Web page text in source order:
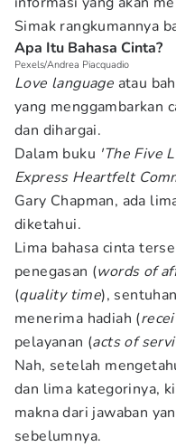
Simak rangkumannya
Apa Itu Bahasa Cinta?
Pexels/Andrea Piacquadio
Love language atau
yang menggambarkan
dan dihargai.
Dalam buku 'The Five
Express Heartfelt
Gary Chapman, ada
diketahui.
Lima bahasa cinta
penegasan (words of
(quality time),
menerima hadiah (
pelayanan (acts of
Nah, setelah
dan lima kategorinya,
makna dari jawaban
sebelumnya.